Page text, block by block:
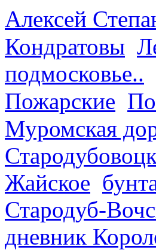
Алексей
Кондратовы
подмосковье..
Пожарские
Муромская
Жайское
Стародуб-
дневник